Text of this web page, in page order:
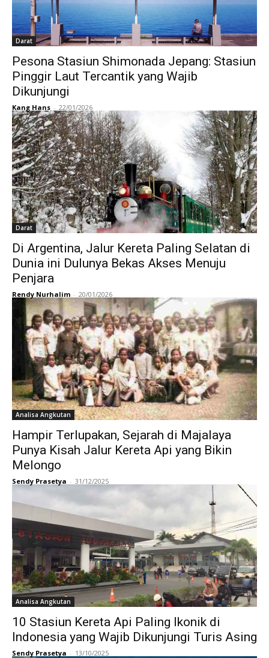
Darat
Pesona Stasiun Shimonada Jepang: Stasiun
Pinggir Laut Tercantik yang Wajib
Dikunjungi
Kang Hans - 22/01/2026
Darat
Di Argentina, Jalur Kereta Paling Selatan di
Dunia ini Dulunya Bekas Akses Menuju
Penjara
Rendy Nurhalim - 20/01/2026
Analisa Angkutan
Hampir Terlupakan, Sejarah di Majalaya
Punya Kisah Jalur Kereta Api yang Bikin
Melongo
Sendy Prasetya - 31/12/2025
Analisa Angkutan
10 Stasiun Kereta Api Paling Ikonik di
Indonesia yang Wajib Dikunjungi Turis Asing
Sendy Prasetya - 13/10/2025